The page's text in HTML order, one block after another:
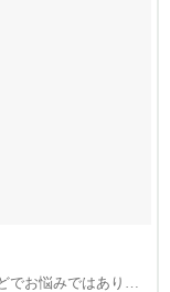
でお悩みではありま